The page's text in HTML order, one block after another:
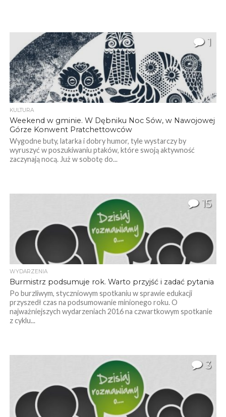
1
KULTURA
Weekend w gminie. W Dębniku Noc Sów, w Nawojowej
Górze Konwent Pratchettowców
Wygodne buty, latarka i dobry humor, tyle wystarczy by
wyruszyć w poszukiwaniu ptaków, które swoją aktywność
zaczynają nocą. Już w sobotę do...
15
WYDARZENIA
Burmistrz podsumuje rok. Warto przyjść i zadać pytania
Po burzliwym, styczniowym spotkaniu w sprawie edukacji
przyszedł czas na podsumowanie minionego roku. O
najważniejszych wydarzeniach 2016 na czwartkowym spotkanie
z cyklu...
3